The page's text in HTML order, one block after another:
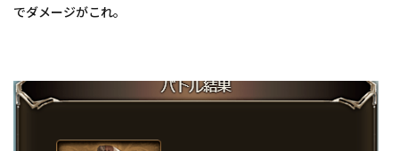
でダメージがこれ。